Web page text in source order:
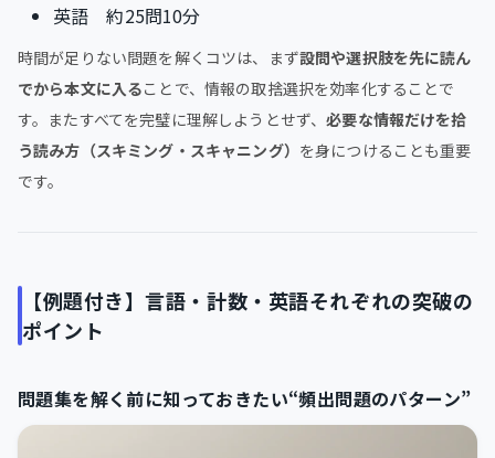
英語 約25問10分
時間が足りない問題を解くコツは、まず設問や選択肢を先に読ん
でから本文に入ることで、情報の取捨選択を効率化することで
す。またすべてを完璧に理解しようとせず、必要な情報だけを拾
う読み方（スキミング・スキャニング） を身につけることも重要
です。
【例題付き】言語・計数・英語それぞれの突破の
ポイント
問題集を解く前に知っておきたい“頻出問題のパターン”